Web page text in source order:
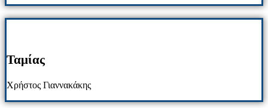
Ταμίας
Χρήστος Γιαννακάκης